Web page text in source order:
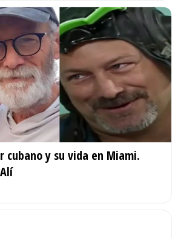
cubano y su vida en Miami.